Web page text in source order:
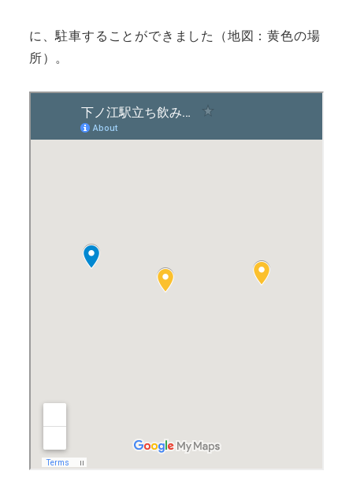
に、駐車することができました（地図：黄色の場
所）。